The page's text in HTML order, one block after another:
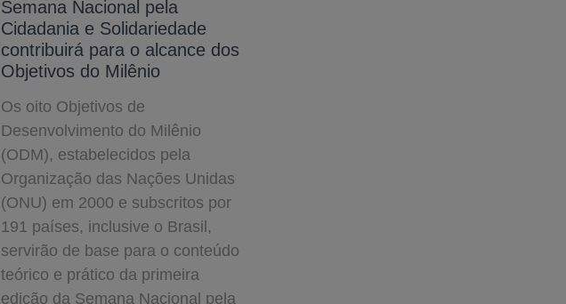
Semana Nacional pela
Cidadania e Solidariedade
contribuirá para o alcance dos
Objetivos do Milênio
Os oito Objetivos de
Desenvolvimento do Milênio
(ODM), estabelecidos pela
Organização das Nações Unidas
(ONU) em 2000 e subscritos por
191 países, inclusive o Brasil,
servirão de base para o conteúdo
teórico e prático da primeira
edição da Semana Nacional pela